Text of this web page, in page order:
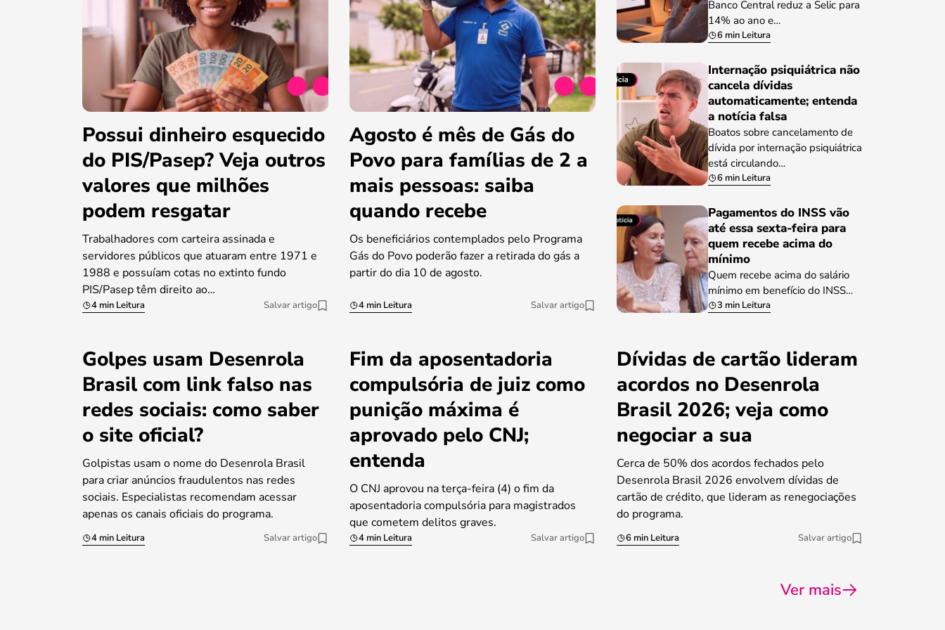
Possui dinheiro esquecido
do PIS/Pasep? Veja outros
valores que milhões
podem resgatar
Trabalhadores com carteira assinada e
servidores públicos que atuaram entre 1971 e
1988 e possuíam cotas no extinto fundo
PIS/Pasep têm direito ao…
4 min Leitura Salvar artigo
Agosto é mês de Gás do
Povo para famílias de 2 a
mais pessoas: saiba
quando recebe
Os beneficiários contemplados pelo Programa
Gás do Povo poderão fazer a retirada do gás a
partir do dia 10 de agosto.
4 min Leitura Salvar artigo
Banco Central reduz a Selic para
14% ao ano e…
6 min Leitura
Internação psiquiátrica não
cancela dívidas
automaticamente; entenda
a notícia falsa
Boatos sobre cancelamento de
dívida por internação psiquiátrica
está circulando…
6 min Leitura
Pagamentos do INSS vão
até essa sexta-feira para
quem recebe acima do
mínimo
Quem recebe acima do salário
mínimo em benefício do INSS…
3 min Leitura
Golpes usam Desenrola
Brasil com link falso nas
redes sociais: como saber
o site oficial?
Golpistas usam o nome do Desenrola Brasil
para criar anúncios fraudulentos nas redes
sociais. Especialistas recomendam acessar
apenas os canais oficiais do programa.
4 min Leitura Salvar artigo
Fim da aposentadoria
compulsória de juiz como
punição máxima é
aprovado pelo CNJ;
entenda
O CNJ aprovou na terça-feira (4) o fim da
aposentadoria compulsória para magistrados
que cometem delitos graves.
4 min Leitura Salvar artigo
Dívidas de cartão lideram
acordos no Desenrola
Brasil 2026; veja como
negociar a sua
Cerca de 50% dos acordos fechados pelo
Desenrola Brasil 2026 envolvem dívidas de
cartão de crédito, que lideram as renegociações
do programa.
6 min Leitura Salvar artigo
Ver mais